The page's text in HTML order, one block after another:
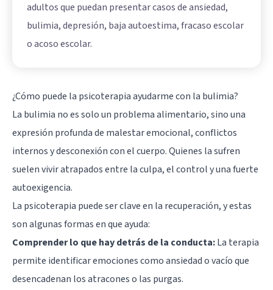
adultos que puedan presentar casos de ansiedad,
bulimia, depresión, baja autoestima, fracaso escolar
o acoso escolar.
¿Cómo puede la psicoterapia ayudarme con la bulimia?
La bulimia no es solo un problema alimentario, sino una
expresión profunda de malestar emocional, conflictos
internos y desconexión con el cuerpo. Quienes la sufren
suelen vivir atrapados entre la culpa, el control y una fuerte
autoexigencia.
La psicoterapia puede ser clave en la recuperación, y estas
son algunas formas en que ayuda:
Comprender lo que hay detrás de la conducta:La terapia
permite identificar emociones como ansiedad o vacío que
desencadenan los atracones o las purgas.